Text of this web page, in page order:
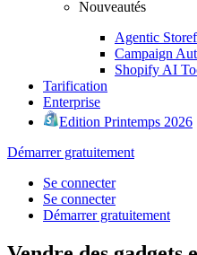
Nouveautés
Agentic
Campaign
Shopify AI
Tarification
Enterprise
Edition Printemps 2026
Démarrer gratuitement
Se connecter
Se connecter
Démarrer gratuitement